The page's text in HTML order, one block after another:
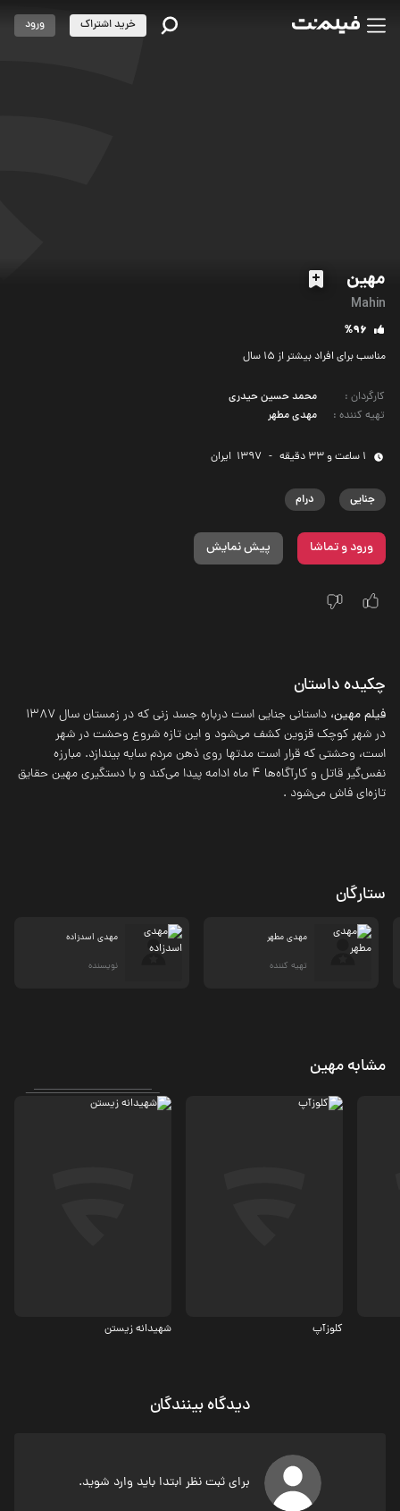
مهین
Mahin
%96
مناسب برای افراد بیشتر از 15 سال
کارگردان :
محمد حسین حیدری
تهیه کننده : مهدی مطهر
1 ساعت و 33 دقیقه -
1397 ‌ ایران
جنایی درام
ورود و تماشا پیش نمایش
خرید اشتراک ورود
چکیده داستان
فیلم مهین،
داستانی جنایی است درباره جسد زنی که در زمستان سال 1387
در شهر کوچک قزوین کشف می‌شود و این تازه شروع وحشت در شهر
است، وحشتی که قرار است مدتها روی ذهن مردم سایه بیندازد. مبارزه
نفس‌گیر قاتل و کارآگاه‌ها 4 ماه ادامه پیدا می‌کند و با دستگیری مهین حقایق
تازه‌ای فاش می‌شود .
ستارگان
مهدی مطهر
تهیه کننده
مهدی اسدزاده
نویسنده
مشابه مهین
کلوزآپ شهیدانه زیستن
دیدگاه بینندگان
برای ثبت نظر ابتدا باید وارد شوید.